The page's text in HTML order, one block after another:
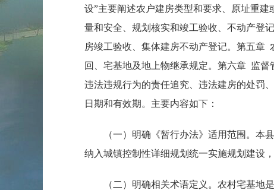
设”主要阐述农户建房类型和要求、原址重
量和安全、规划核实和竣工验收、不动产登
房竣工验收、集体建房不动产登记。第五章
回、宅基地及地上物继承规定。第六章 监
违法违规行为的责任追究、违法建房的处罚
日期和有效期。主要内容如下：
（一）明确《暂行办法》适用范围。本县
纳入城镇控制性详细规划统一实施规划建设
（二）明确相关术语定义。农村宅基地是